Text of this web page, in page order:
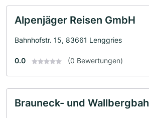
Alpenjäger Reisen GmbH
Bahnhofstr. 15, 83661 Lenggries
0.0 (0 Bewertungen)
Brauneck- und